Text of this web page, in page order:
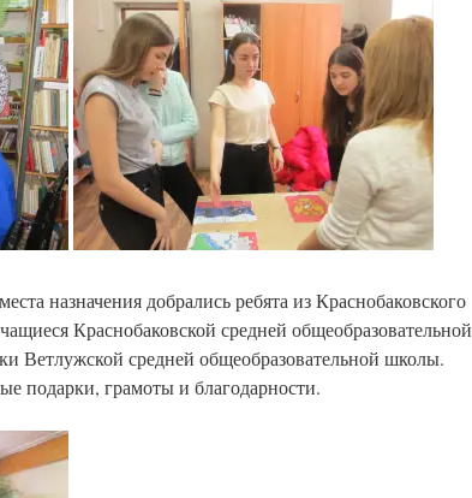
назначения добрались ребята из Краснобаковского
Краснобаковской средней общеобразовательной
Ветлужской средней общеобразовательной школы.
подарки, грамоты и благодарности.